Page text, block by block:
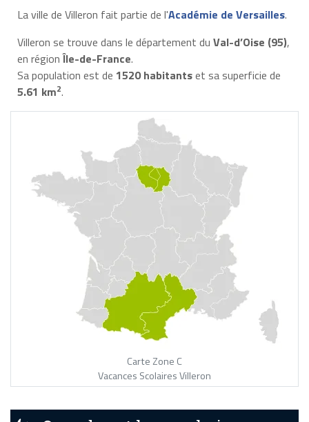
La ville de Villeron fait partie de l'Académie de Versailles.
Villeron se trouve dans le département du Val-d’Oise (95),
en régionÎle-de-France.
Sa population est de 1520 habitantset sa superficie de
5.61 km2.
Carte Zone C
Vacances Scolaires Villeron